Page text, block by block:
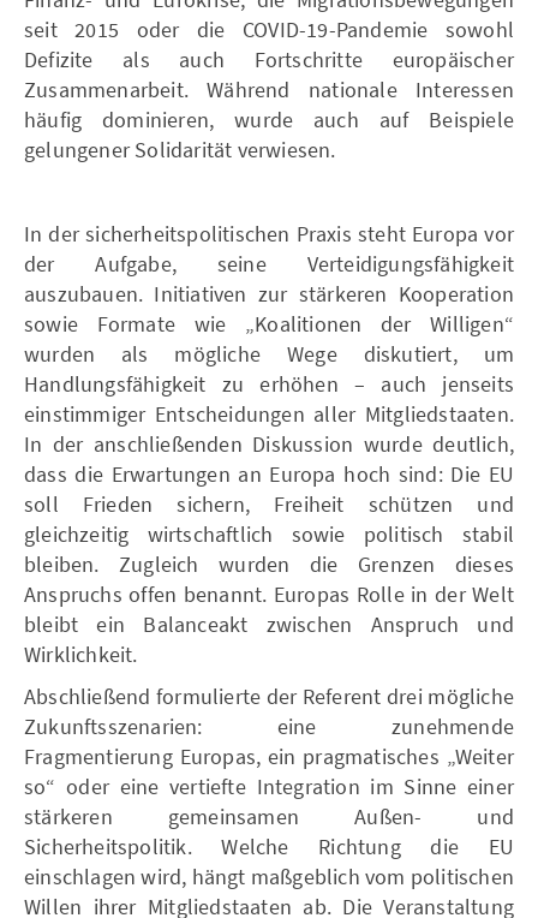
seit 2015 oder die COVID-19-Pandemie sowohl
Defizite als auch Fortschritte europäischer
Zusammenarbeit. Während nationale Interessen
häufig dominieren, wurde auch auf Beispiele
gelungener Solidarität verwiesen.
In der sicherheitspolitischen Praxis steht Europa vor
der Aufgabe, seine Verteidigungsfähigkeit
auszubauen. Initiativen zur stärkeren Kooperation
sowie Formate wie „Koalitionen der Willigen“
wurden als mögliche Wege diskutiert, um
Handlungsfähigkeit zu erhöhen – auch jenseits
einstimmiger Entscheidungen aller Mitgliedstaaten.
In der anschließenden Diskussion wurde deutlich,
dass die Erwartungen an Europa hoch sind: Die EU
soll Frieden sichern, Freiheit schützen und
gleichzeitig wirtschaftlich sowie politisch stabil
bleiben. Zugleich wurden die Grenzen dieses
Anspruchs offen benannt. Europas Rolle in der Welt
bleibt ein Balanceakt zwischen Anspruch und
Wirklichkeit.
Abschließend formulierte der Referent drei mögliche
Zukunftsszenarien: eine zunehmende
Fragmentierung Europas, ein pragmatisches „Weiter
so“ oder eine vertiefte Integration im Sinne einer
stärkeren gemeinsamen Außen- und
Sicherheitspolitik. Welche Richtung die EU
einschlagen wird, hängt maßgeblich vom politischen
Willen ihrer Mitgliedstaaten ab. Die Veranstaltung